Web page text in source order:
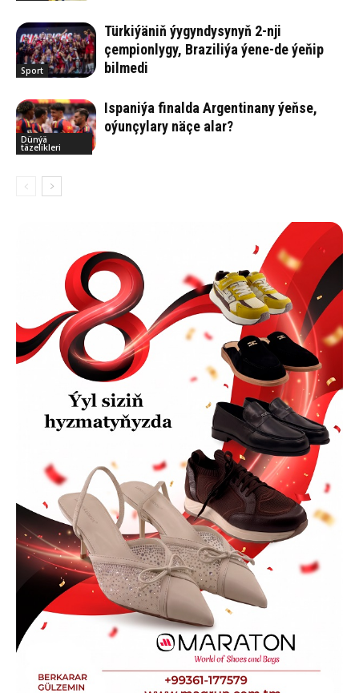
Sport
Türkiýäniň ýygyndysynyň 2-nji
çempionlygy, Braziliýa ýene-de ýeňip
bilmedi
Dünýä
täzelikleri
Ispaniýa finalda Argentinany ýeňse,
oýunçylary näçe alar?